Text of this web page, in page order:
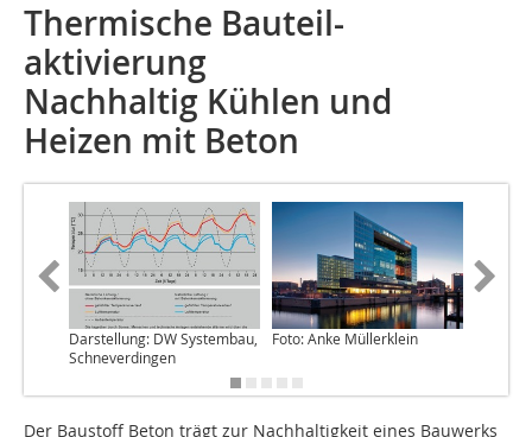
Thermische Bauteil-
aktivierung
Nachhaltig Kühlen und
Heizen mit Beton
Darstellung: DW Systembau,
Schneverdingen
Foto: Anke Müllerklein
Der Baustoff Beton trägt zur Nachhaltigkeit eines Bauwerks